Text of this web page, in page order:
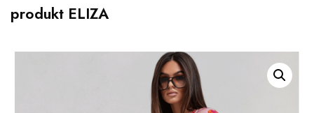
produkt ELIZA